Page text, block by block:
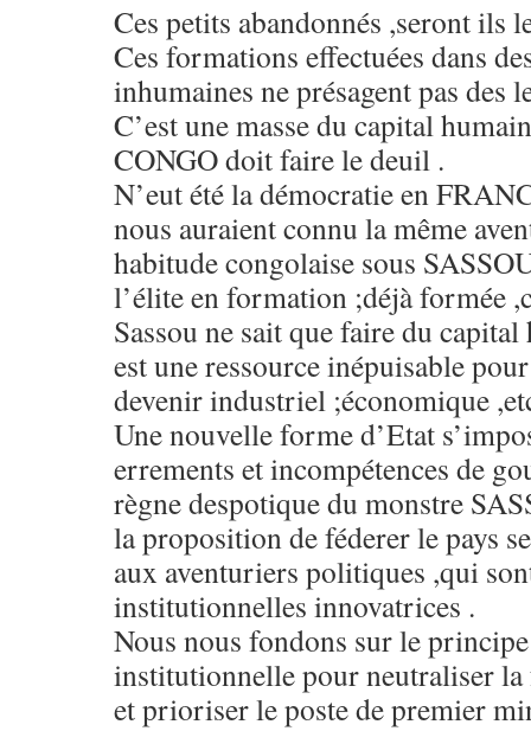
Ces petits abandonnés ,seront ils
Ces formations effectuées dans
inhumaines ne présagent pas des
C’est une masse du capital
CONGO doit faire le deuil .
N’eut été la démocratie en
nous auraient connu la même
habitude congolaise sous
l’élite en formation ;déjà formée
Sassou ne sait que faire du
est une ressource inépuisable
devenir industriel ;économique
Une nouvelle forme d’Etat
errements et incompétences de
règne despotique du monstre
la proposition de féderer le pays
aux aventuriers politiques ,qui
institutionnelles innovatrices .
Nous nous fondons sur le
institutionnelle pour neutraliser
et prioriser le poste de premier